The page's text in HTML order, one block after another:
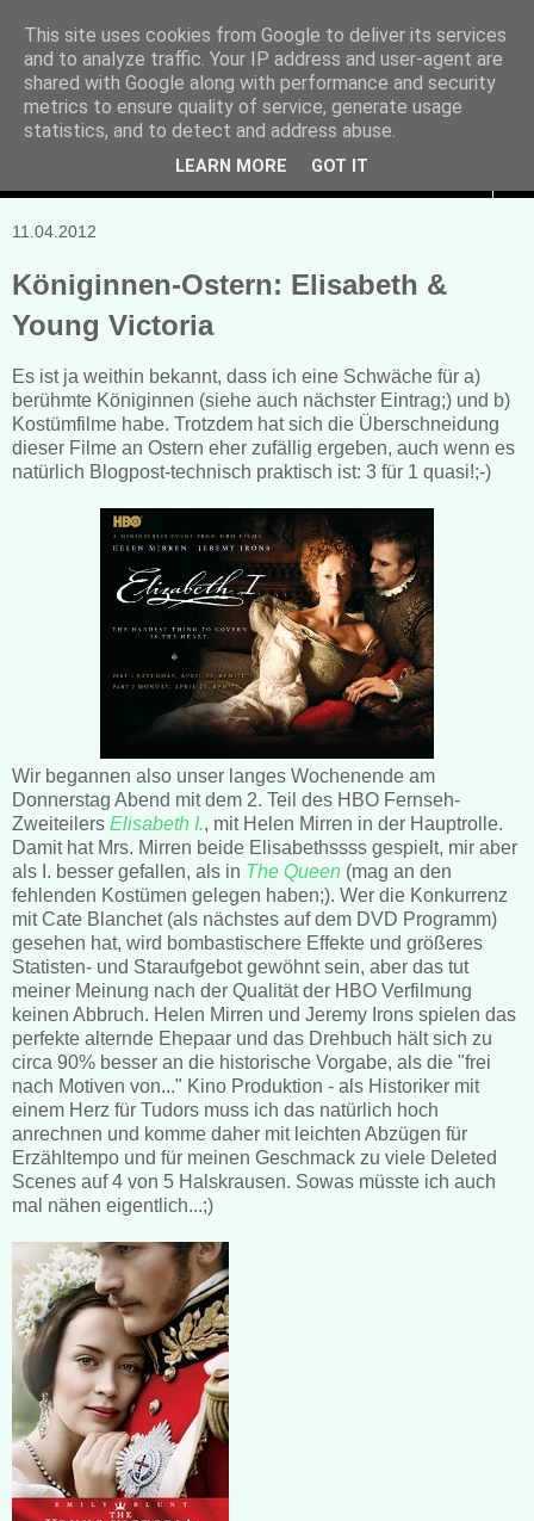
Manuela Sonntag
Bücher, Blogs & mehr
11.04.2012
Königinnen-Ostern: Elisabeth &
Young Victoria
Es ist ja weithin bekannt, dass ich eine Schwäche für a)
berühmte Königinnen (siehe auch nächster Eintrag;) und b)
Kostümfilme habe. Trotzdem hat sich die Überschneidung
dieser Filme an Ostern eher zufällig ergeben, auch wenn es
natürlich Blogpost-technisch praktisch ist: 3 für 1 quasi!;-)
Wir begannen also unser langes Wochenende am
Donnerstag Abend mit dem 2. Teil des HBO Fernseh-
Zweiteilers Elisabeth I., mit Helen Mirren in der Hauptrolle.
Damit hat Mrs. Mirren beide Elisabethssss gespielt, mir aber
als I. besser gefallen, als in The Queen (mag an den
fehlenden Kostümen gelegen haben;). Wer die Konkurrenz
mit Cate Blanchet (als nächstes auf dem DVD Programm)
gesehen hat, wird bombastischere Effekte und größeres
Statisten- und Staraufgebot gewöhnt sein, aber das tut
meiner Meinung nach der Qualität der HBO Verfilmung
keinen Abbruch. Helen Mirren und Jeremy Irons spielen das
perfekte alternde Ehepaar und das Drehbuch hält sich zu
circa 90% besser an die historische Vorgabe, als die "frei
nach Motiven von..." Kino Produktion - als Historiker mit
einem Herz für Tudors muss ich das natürlich hoch
anrechnen und komme daher mit leichten Abzügen für
Erzähltempo und für meinen Geschmack zu viele Deleted
Scenes auf 4 von 5 Halskrausen. Sowas müsste ich auch
mal nähen eigentlich...;)
This site uses cookies from Google to deliver its services
and to analyze traffic. Your IP address and user-agent are
shared with Google along with performance and security
metrics to ensure quality of service, generate usage
statistics, and to detect and address abuse.
LEARN MORE GOT IT